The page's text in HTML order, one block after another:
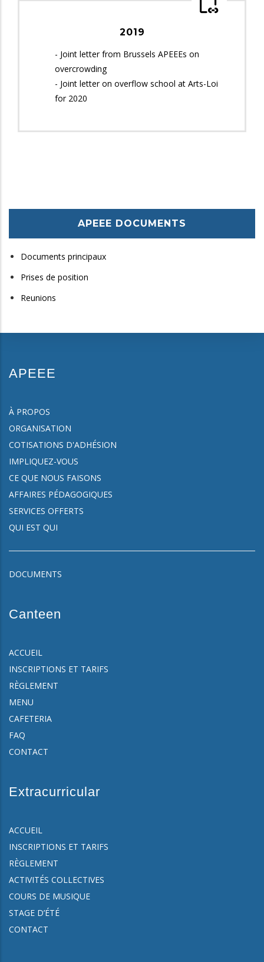
2019
- Joint letter from Brussels APEEEs on
overcrowding
- Joint letter on overflow school at Arts-Loi
for 2020
APEEE DOCUMENTS
Documents principaux
Prises de position
Reunions
APEEE
À PROPOS
ORGANISATION
COTISATIONS D'ADHÉSION
IMPLIQUEZ-VOUS
CE QUE NOUS FAISONS
AFFAIRES PÉDAGOGIQUES
SERVICES OFFERTS
QUI EST QUI
DOCUMENTS
Canteen
ACCUEIL
INSCRIPTIONS ET TARIFS
RÈGLEMENT
MENU
CAFETERIA
FAQ
CONTACT
Extracurricular
ACCUEIL
INSCRIPTIONS ET TARIFS
RÈGLEMENT
ACTIVITÉS COLLECTIVES
COURS DE MUSIQUE
STAGE D’ÉTÉ
CONTACT